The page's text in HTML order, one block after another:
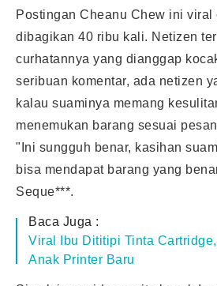
Postingan Cheanu Chew ini viral
dibagikan 40 ribu kali. Netizen
curhatannya yang dianggap
seribuan komentar, ada netizen
kalau suaminya memang
menemukan barang sesuai
"Ini sungguh benar, kasihan
bisa mendapat barang yang
Seque***.
Baca Juga :
Viral Ibu Dititipi Tinta
Anak Printer Baru